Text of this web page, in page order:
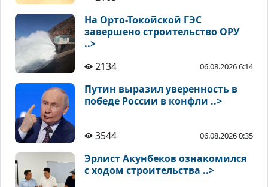
На Орто-Токойской ГЭС
завершено строительство ОРУ
..>
2134
06.08.2026 6:14
Путин выразил уверенность в
победе России в конфли ..>
3544 06.08.2026 0:35
Эрлист Акунбеков ознакомился
с ходом строительства ..>